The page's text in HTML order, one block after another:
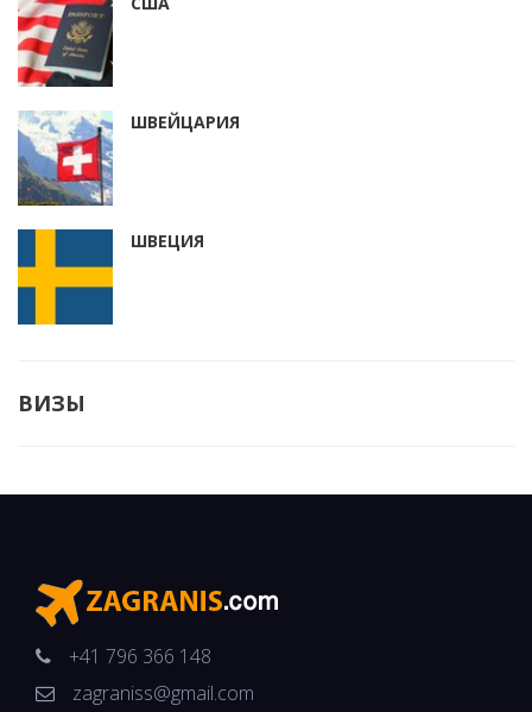
ШВЕЙЦАРИЯ
ШВЕЦИЯ
ВИЗЫ
+41 796 366 148
zagraniss@gmail.com